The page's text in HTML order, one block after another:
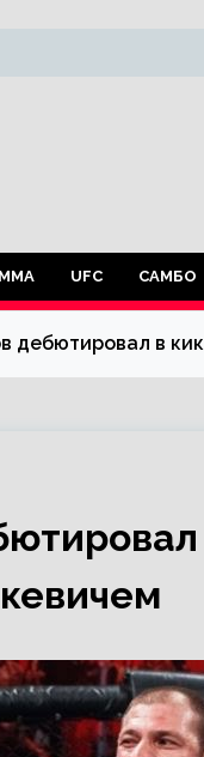
ММА UFC САМБО
дебютировал в